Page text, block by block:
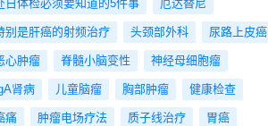
日体检必须要知道的5件事 厄达替尼
别是肝癌的射频治疗 头颈部外科 尿路上皮癌
心肿瘤 脊髓小脑变性 神经母细胞瘤
肾病 儿童脑瘤 胸部肿瘤 健康检查
痛 肿瘤电场疗法 质子线治疗 胃癌